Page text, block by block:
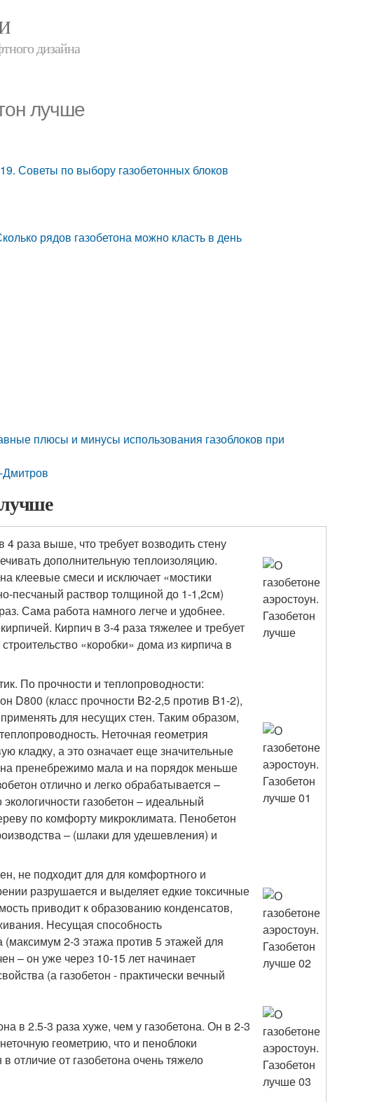
дизайна
лучше
Советы по выбору газобетонных блоков
рядов газобетона можно класть в день
плюсы и минусы использования газоблоков при
Дмитров
лучше
раза выше, что требует возводить стену
дополнительную теплоизоляцию.
клеевые смеси и исключает «мостики
песчаный раствор толщиной до 1-1,2см)
Сама работа намного легче и удобнее.
Кирпич в 3-4 раза тяжелее и требует
«коробки» дома из кирпича в
По прочности и теплопроводности:
D800 (класс прочности B2-2,5 против B1-2),
для несущих стен. Таким образом,
Неточная геометрия
кладку, а это означает еще значительные
пренебрежимо мала и на порядок меньше
отлично и легко обрабатывается –
газобетон – идеальный
по комфорту микроклимата. Пенобетон
– (шлаки для удешевления) и
не подходит для для комфортного и
разрушается и выделяет едкие токсичные
приводит к образованию конденсатов,
Несущая способность
(максимум 2-3 этажа против 5 этажей для
– он уже через 10-15 лет начинает
(а газобетон - практически вечный
в 2.5-3 раза хуже, чем у газобетона. Он в 2-3
геометрию, что и пеноблоки
отличие от газобетона очень тяжело